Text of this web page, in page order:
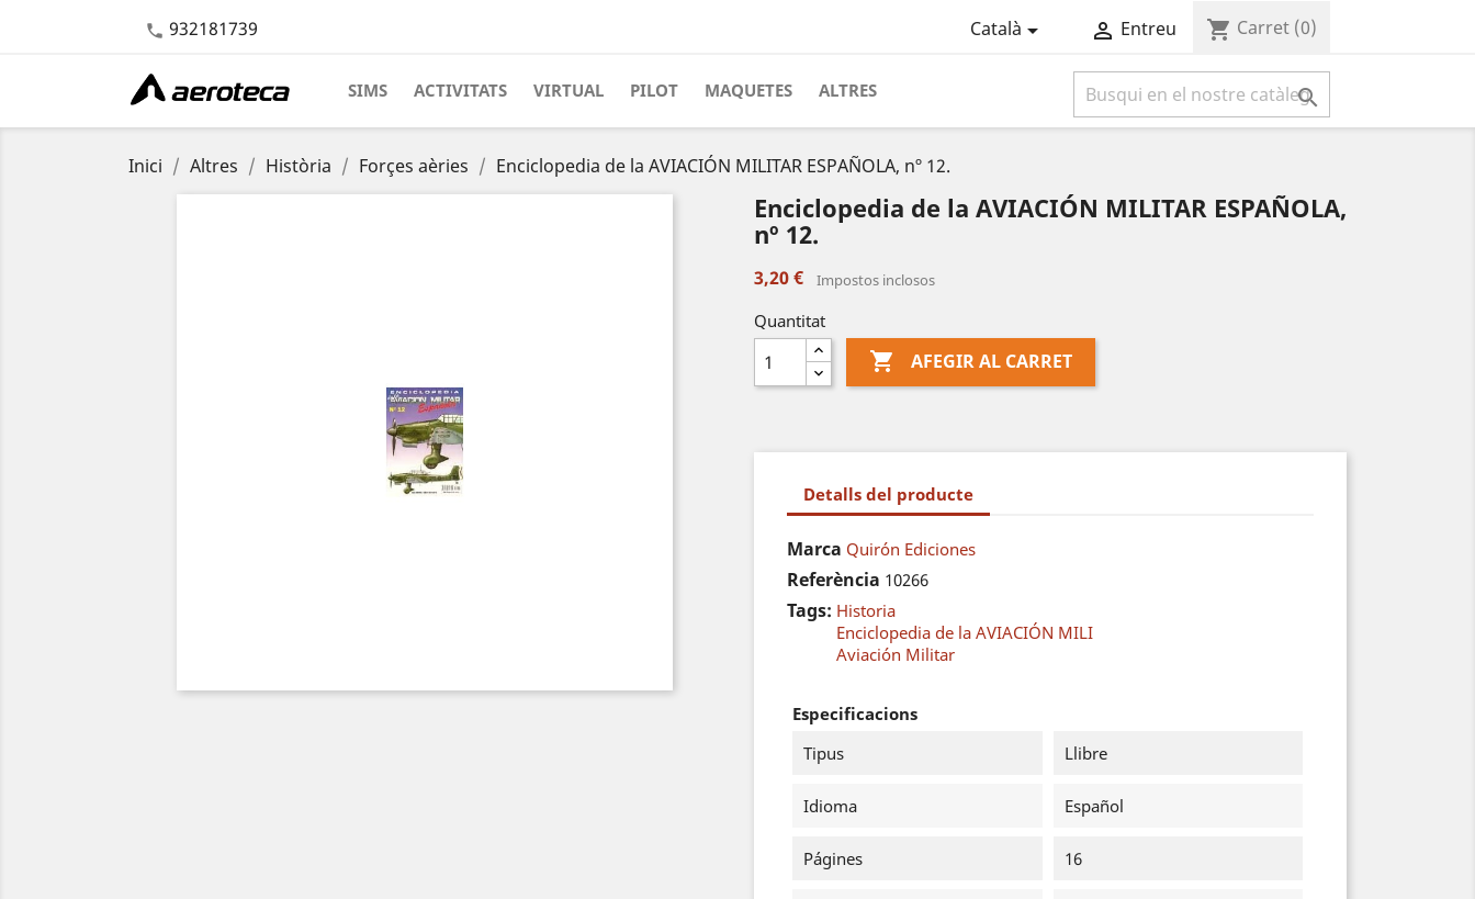
 932181739 Català  Entreu shopping_cart Carret (0)
SIMS ACTIVITATS VIRTUAL PILOT MAQUETES ALTRES 
Inici Altres Història Forçes aèries Enciclopedia de la AVIACIÓN MILITAR ESPAÑOLA, nº 12.
Enciclopedia de la AVIACIÓN MILITAR ESPAÑOLA,
nº 12.
3,20 € Impostos inclosos
Quantitat
 AFEGIR AL CARRET
Detalls del producte
Marca Quirón Ediciones
Referència 10266
Tags: Historia
Enciclopedia de la AVIACIÓN MILI
Aviación Militar
Especificacions
Tipus
Llibre
Idioma Español
Págines 16